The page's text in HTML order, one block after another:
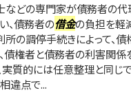
などの専門家が債務者の
、債務者の借金の負担を軽
所の調停手続きによって、債
債権者と債務者の利害関係
実質的には任意整理と同じ
違点で...